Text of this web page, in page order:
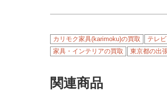
カリモク家具(karimoku)の買取 テレ
家具・インテリアの買取
東京都の出
関連商品